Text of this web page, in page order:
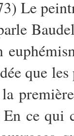
Le
que
ce qui